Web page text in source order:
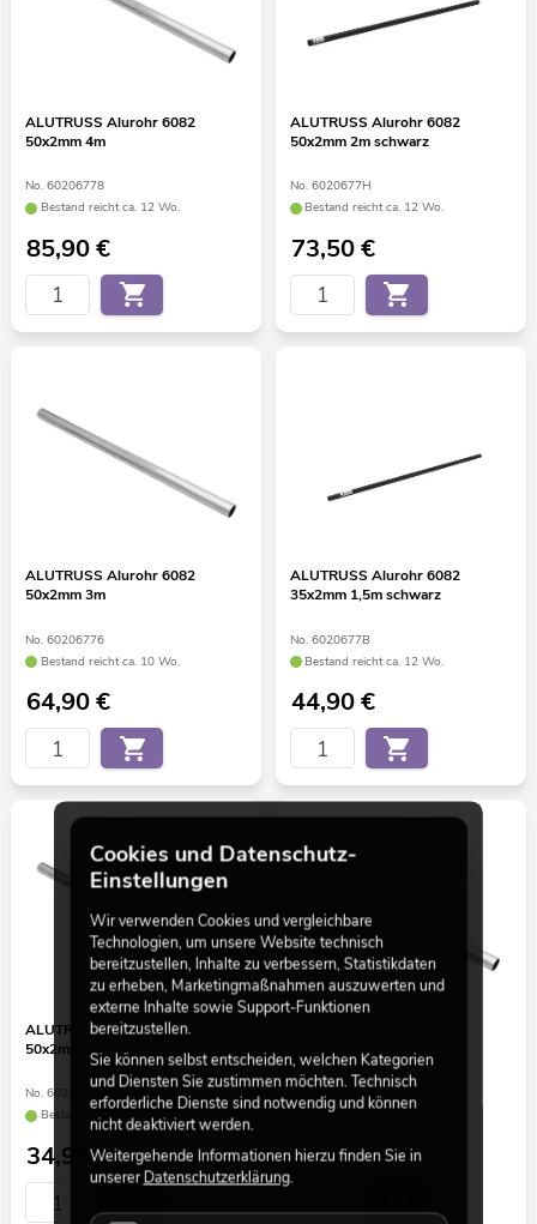
ALUTRUSS Alurohr 6082
50x2mm 4m
No. 60206778
Bestand reicht ca. 12 Wo.
85,90€
ALUTRUSS Alurohr 6082
50x2mm 2m schwarz
No. 6020677H
Bestand reicht ca. 12 Wo.
73,50€
ALUTRUSS Alurohr 6082
50x2mm 3m
No. 60206776
Bestand reicht ca. 10 Wo.
64,90€
ALUTRUSS Alurohr 6082
35x2mm 1,5m schwarz
No. 6020677B
Bestand reicht ca. 12 Wo.
44,90€
ALUTRUSS Alurohr 6082
50x2mm 1,5m
No. 6020676S
Bestand reicht ca. 12 Wo.
34,90€
50x2mm 1m
No. 6020676R
Liefertermin nicht bekannt
25,90€
Cookies und Datenschutz-
Einstellungen
Wir verwenden Cookies und vergleichbare
Technologien, um unsere Website technisch
bereitzustellen, Inhalte zu verbessern, Statistikdaten
zu erheben, Marketingmaßnahmen auszuwerten und
externe Inhalte sowie Support-Funktionen
bereitzustellen.
Sie können selbst entscheiden, welchen Kategorien
und Diensten Sie zustimmen möchten. Technisch
erforderliche Dienste sind notwendig und können
nicht deaktiviert werden.
Weitergehende Informationen hierzu finden Sie in
unsererDatenschutzerklärung.